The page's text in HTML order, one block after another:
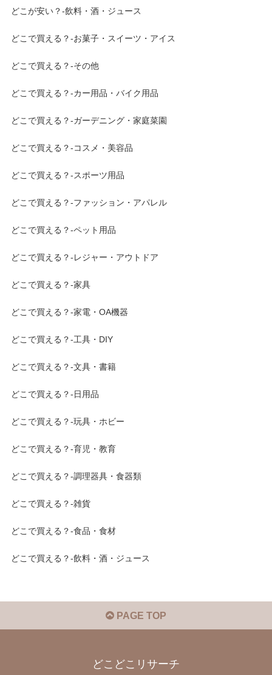
どこが安い？-飲料・酒・ジュース
どこで買える？-お菓子・スイーツ・アイス
どこで買える？-その他
どこで買える？-カー用品・バイク用品
どこで買える？-ガーデニング・家庭菜園
どこで買える？-コスメ・美容品
どこで買える？-スポーツ用品
どこで買える？-ファッション・アパレル
どこで買える？-ペット用品
どこで買える？-レジャー・アウトドア
どこで買える？-家具
どこで買える？-家電・OA機器
どこで買える？-工具・DIY
どこで買える？-文具・書籍
どこで買える？-日用品
どこで買える？-玩具・ホビー
どこで買える？-育児・教育
どこで買える？-調理器具・食器類
どこで買える？-雑貨
どこで買える？-食品・食材
どこで買える？-飲料・酒・ジュース
PAGE TOP
どこどこリサーチ